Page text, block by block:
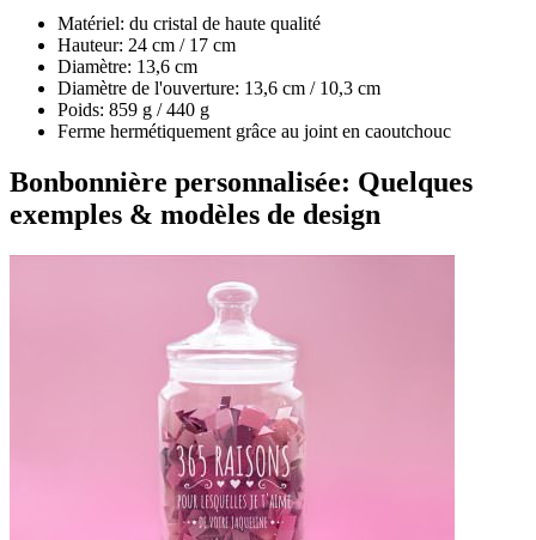
Matériel: du cristal de haute qualité
Hauteur: 24 cm / 17 cm
Diamètre: 13,6 cm
Diamètre de l'ouverture: 13,6 cm / 10,3 cm
Poids: 859 g / 440 g
Ferme hermétiquement grâce au joint en caoutchouc
Bonbonnière personnalisée: Quelques
exemples & modèles de design